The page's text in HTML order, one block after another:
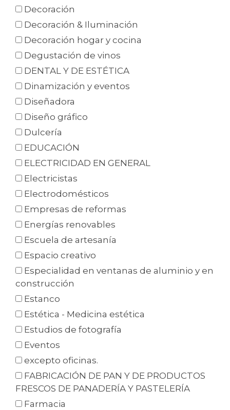
Decoración
Decoración & Iluminación
Decoración hogar y cocina
Degustación de vinos
DENTAL Y DE ESTÉTICA
Dinamización y eventos
Diseñadora
Diseño gráfico
Dulcería
EDUCACIÓN
ELECTRICIDAD EN GENERAL
Electricistas
Electrodomésticos
Empresas de reformas
Energías renovables
Escuela de artesanía
Espacio creativo
Especialidad en ventanas de aluminio y en
construcción
Estanco
Estética - Medicina estética
Estudios de fotografía
Eventos
excepto oficinas.
FABRICACIÓN DE PAN Y DE PRODUCTOS
FRESCOS DE PANADERÍA Y PASTELERÍA
Farmacia